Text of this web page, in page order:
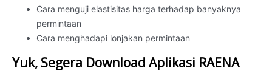
Cara menguji elastisitas harga terhadap banyaknya
permintaan
Cara menghadapi lonjakan permintaan
Yuk, Segera Download Aplikasi RAENA